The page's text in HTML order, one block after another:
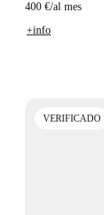
400 €/al mes
+info
VERIFICADO